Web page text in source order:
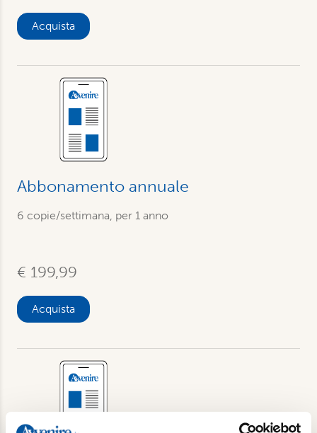
Acquista
Abbonamento annuale
6 copie/settimana, per 1 anno
€ 199,99
Acquista